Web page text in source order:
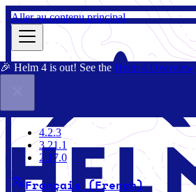
Aller au contenu principal
🎉 Helm 4 is out! See the Helm 4 Overview
3.21.1
4.2.3
3.21.1
2.17.0
Français (French)